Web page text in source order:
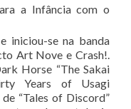
a Infância com o
iniciou-se na banda
Art Nove e Crash!.
Horse “The Sakai
Years of Usagi
“Tales of Discord”